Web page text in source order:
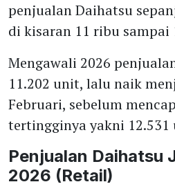
penjualan Daihatsu
di kisaran 11 ribu sampai
Mengawali 2026
11.202 unit, lalu naik
Februari, sebelum
tertingginya yakni 12.531
Penjualan Daihatsu
2026 (Retail)